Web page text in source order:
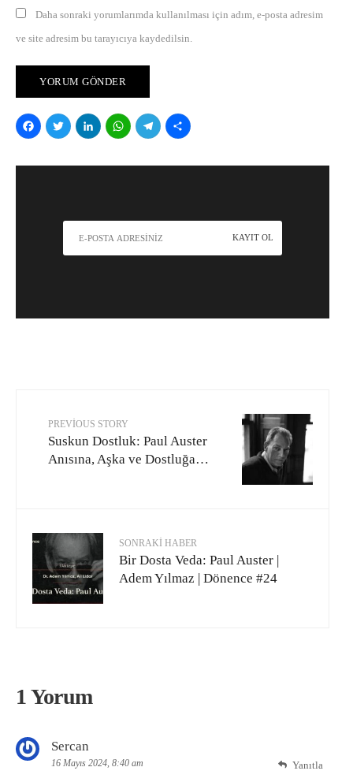
Daha sonraki yorumlarımda kullanılması için adım, e-posta adresim
ve site adresim bu tarayıcıya kaydedilsin.
Facebook
Twitter
LinkedIn
WhatsApp
Telegram
PREVIOUS STORY
Suskun Dostluk: Paul Auster
Anısına, Aşka ve Dostluğa…
SONRAKI HABER
Bir Dosta Veda: Paul Auster |
Adem Yılmaz | Dönence #24
1 Yorum
Sercan
16 Mayıs 2024, 8:40 am Yanıtla